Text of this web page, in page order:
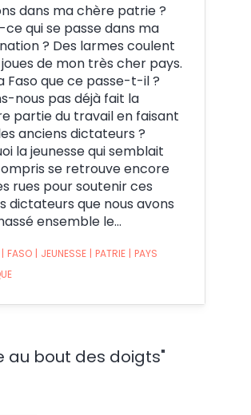
dans ma chère patrie ?
ce qui se passe dans ma
? Des larmes coulent
de mon très cher pays.
Faso que ce passe-t-il ?
nous pas déjà fait la
partie du travail en faisant
anciens dictateurs ?
la jeunesse qui semblait
se retrouve encore
rues pour soutenir ces
dictateurs que nous avons
ensemble le…
| FASO | JEUNESSE | PATRIE | PAYS
au bout des doigts"